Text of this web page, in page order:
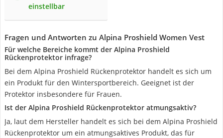
einstellbar
Fragen und Antworten zu Alpina Proshield Women Vest
Für welche Bereiche kommt der Alpina Proshield
Rückenprotektor infrage?
Bei dem Alpina Proshield Rückenprotektor handelt es sich um
ein Produkt für den Wintersportbereich. Geeignet ist der
Protektor insbesondere für Frauen.
Ist der Alpina Proshield Rückenprotektor atmungsaktiv?
Ja, laut dem Hersteller handelt es sich bei dem Alpina Proshield
Rückenprotektor um ein atmungsaktives Produkt, das für